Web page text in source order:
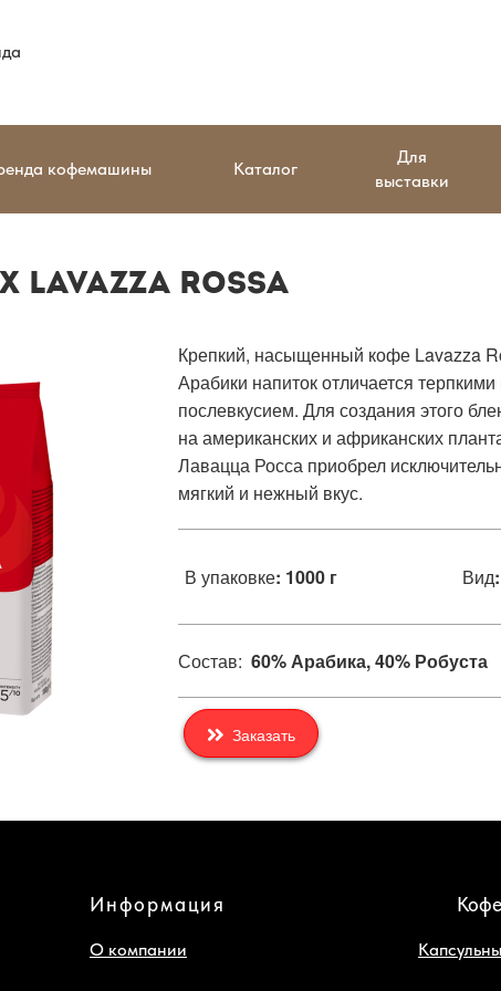
кофемашины Каталог
Для
выставки
LAVAZZA Rossa
Крепкий, насыщенный кофе Lavazza
Арабики напиток отличается
послевкусием. Для создания этого
на американских и африканских
Лавацца Росса приобрел
мягкий и нежный вкус.
В упаковке: 1000 г Вид
Состав: 60% Арабика, 40% Робуста
Заказать
Информация
О компании